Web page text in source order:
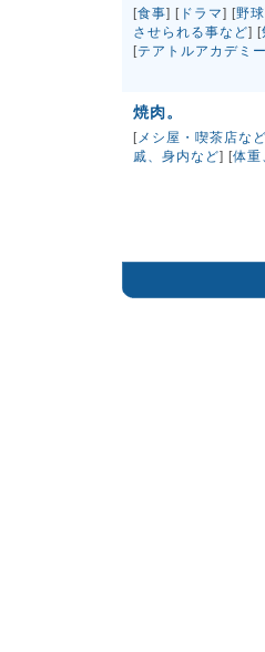
[食事] [ ドラマ] [野球
させられる事など] [
[テアトルアカデミー
焼肉。
[メシ屋・喫茶店など
戚、身内など] [体